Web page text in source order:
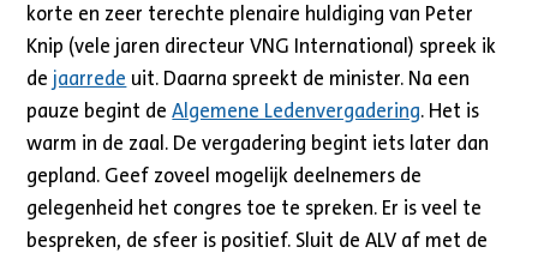
korte en zeer terechte plenaire huldiging van Peter
Knip (vele jaren directeur VNG International) spreek ik
de jaarrede uit. Daarna spreekt de minister. Na een
pauze begint deAlgemene Ledenvergadering. Het is
warm in de zaal. De vergadering begint iets later dan
gepland. Geef zoveel mogelijk deelnemers de
gelegenheid het congres toe te spreken. Er is veel te
bespreken, de sfeer is positief. Sluit de ALV af met de